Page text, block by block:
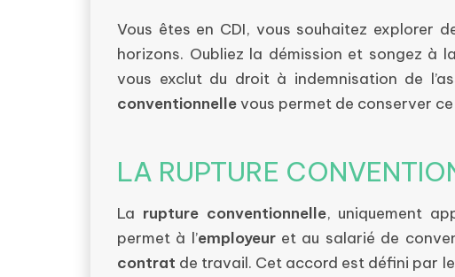
Vous êtes en CDI, vous souhaitez explorer
horizons. Oubliez la démission et songez à la
vous exclut du droit à indemnisation de
conventionnellevous permet de conserver
LA RUPTURE
La rupture conventionnelle, uniquement
permet à l’employeuret au salarié de
contrat de travail. Cet accord est défini par